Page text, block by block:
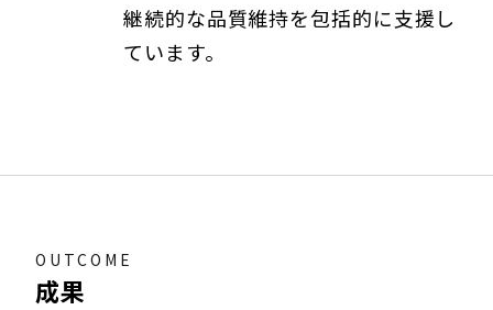
継続的な品質維持を包括的に支援し
ています。
OUTCOME
成果